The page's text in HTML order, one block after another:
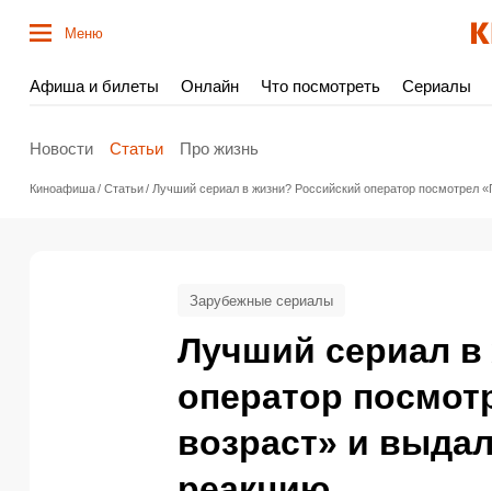
Меню
Афиша и билеты Онлайн Что посмотреть Сериалы
Новости Статьи Про жизнь
Киноафиша Статьи Лучший сериал в жизни? Российский оператор
Лучший сериал в
оператор
возраст» и
Зарубежные сериалы